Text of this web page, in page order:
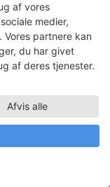
et
åbne
af vores
medier,
partnere kan
du har givet
af deres tjenester.
Afvis alle